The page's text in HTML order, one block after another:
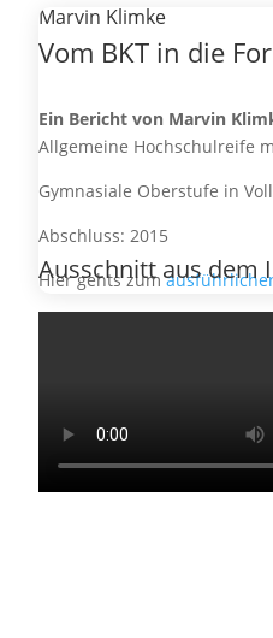
Marvin Klimke
Vom BKT in die
Ein Bericht von Marvin
Allgemeine Hochschulreife
Gymnasiale Oberstufe in
Abschluss: 2015
Hier gehts zum
Ausschnitt aus dem